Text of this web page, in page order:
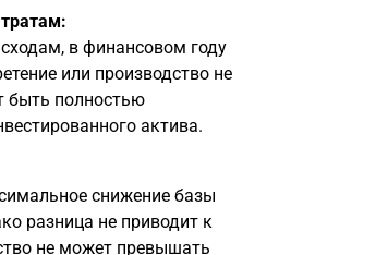
в финансовом году
или производство не
быть полностью
актива.
снижение базы
разница не приводит к
не может превышать